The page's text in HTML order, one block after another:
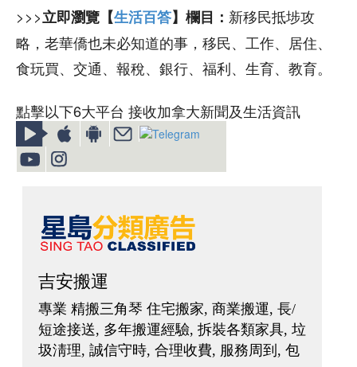
>>>立即瀏覽【生活百答】欄目： 新移民抵埗攻
略，老華僑也未必知道的事，移民、工作、居住、
食玩買、交通、報稅、銀行、福利、生育、教育。
點擊以下6大平台 接收加拿大新聞及生活資訊